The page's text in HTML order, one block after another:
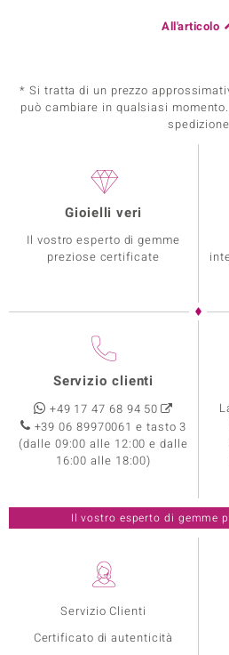
All'articolo
* Si tratta di un prezzo
può cambiare in qualsiasi
spedizione
Servizio Clienti
Certificato di autenticità
Gioielli veri
Il vostro esperto di gemme
preziose certificate
Servizio clienti
+49 17 47 68 94 50
+39 06 89970061 e tasto 3
(dalle 09:00 alle 12:00 e dalle
16:00 alle 18:00)
Il vostro esperto di gemme